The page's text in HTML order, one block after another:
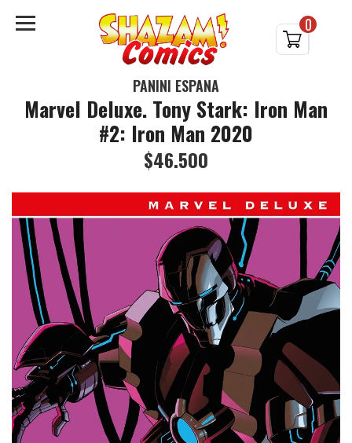
0
PANINI ESPAÑA
Marvel Deluxe. Tony Stark: Iron Man
#2: Iron Man 2020
$46.500